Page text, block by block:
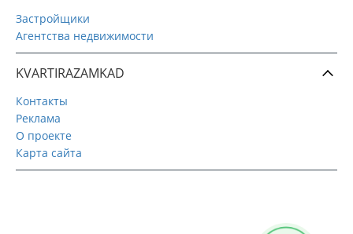
Застройщики
Агентства недвижимости
KVARTIRAZAMKAD
Контакты
Реклама
О проекте
Карта сайта